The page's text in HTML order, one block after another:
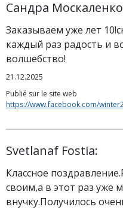
Сандра
Заказываем уже лет
каждый раз радость и
волшебство!
21.12.2025
Publié sur le site web
https://www.facebook.com/
Svetlanaf Fostia:
Классное
своим,а в этот раз уже
внучку.Получилось